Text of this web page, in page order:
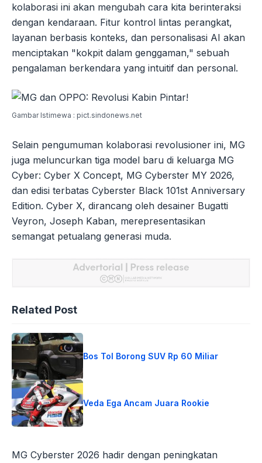
kolaborasi ini akan mengubah cara kita berinteraksi
dengan kendaraan. Fitur kontrol lintas perangkat,
layanan berbasis konteks, dan personalisasi AI akan
menciptakan "kokpit dalam genggaman," sebuah
pengalaman berkendara yang intuitif dan personal.
Gambar Istimewa : pict.sindonews.net
Selain pengumuman kolaborasi revolusioner ini, MG
juga meluncurkan tiga model baru di keluarga MG
Cyber: Cyber X Concept, MG Cyberster MY 2026,
dan edisi terbatas Cyberster Black 101st Anniversary
Edition. Cyber X, dirancang oleh desainer Bugatti
Veyron, Joseph Kaban, merepresentasikan
semangat petualang generasi muda.
Related Post
Bos Tol Borong SUV Rp 60 Miliar
Veda Ega Ancam Juara Rookie
MG Cyberster 2026 hadir dengan peningkatan